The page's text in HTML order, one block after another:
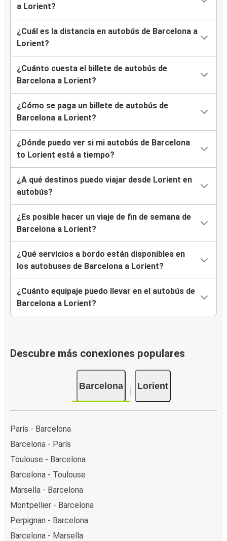
a Lorient?
¿Cuál es la distancia en autobús de Barcelona a
Lorient?
¿Cuánto cuesta el billete de autobús de
Barcelona a Lorient?
¿Cómo se paga un billete de autobús de
Barcelona a Lorient?
¿Dónde puedo ver si mi autobús de Barcelona
to Lorient está a tiempo?
¿A qué destinos puedo viajar desde Lorient en
autobús?
¿Es posible hacer un viaje de fin de semana de
Barcelona a Lorient?
¿Qué servicios a bordo están disponibles en
los autobuses de Barcelona a Lorient?
¿Cuánto equipaje puedo llevar en el autobús de
Barcelona a Lorient?
Descubre más conexiones populares
Barcelona Lorient
París - Barcelona
Barcelona - París
Toulouse - Barcelona
Barcelona - Toulouse
Marsella - Barcelona
Montpellier - Barcelona
Perpignan - Barcelona
Barcelona - Marsella